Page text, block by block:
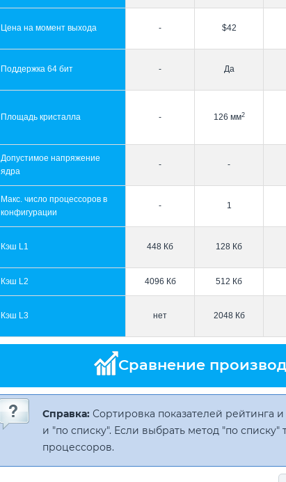
Цена на момент выхода - $42
Поддержка 64 бит - Да
Площадь кристалла - 126 мм2
Допустимое напряжение
ядра
- -
Макс. число процессоров в
конфигурации
- 1
Кэш L1 448 Кб 128 Кб
Кэш L2 4096 Кб 512 Кб
Кэш L3 нет 2048 Кб
Сравнение
Справка: Сортировка показателей рейтинга
и "по списку". Если выбрать метод "по
процессоров.